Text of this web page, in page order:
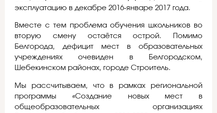
эксплуатацию в декабре 2016-январе 2017 года.
Вместе с тем проблема обучения школьников во
вторую смену остаётся острой. Помимо
Белгорода, дефицит мест в образовательных
учреждениях очевиден в Белгородском,
Шебекинском районах, городе Строитель.
Мы рассчитываем, что в рамках региональной
программы «Создание новых мест в
общеобразовательных организациях